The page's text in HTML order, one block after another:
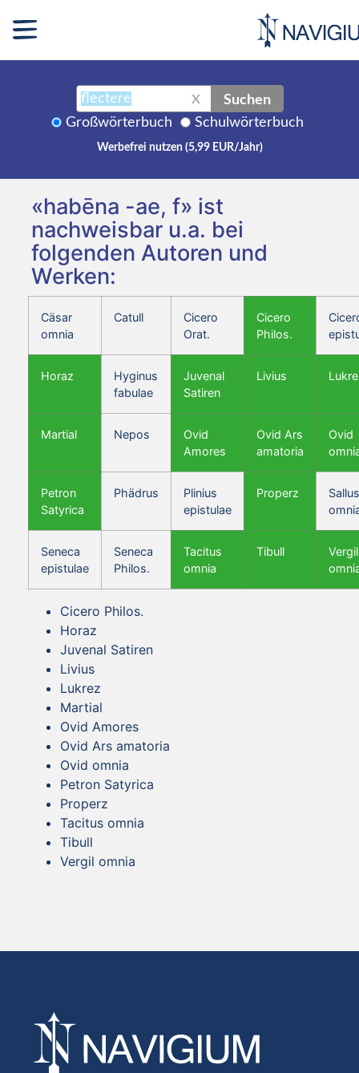
X Suchen
Großwörterbuch Schulwörterbuch
Werbefrei nutzen (5,99 EUR/Jahr)
«habēna -ae, f» ist
nachweisbar u.a. bei
folgenden Autoren und
Werken:
Cäsar
omnia
Catull
Cicero
Orat.
Cicero
Philos.
Horaz
Hyginus
fabulae
Juvenal
Satiren
Livius
Martial Nepos
Ovid
Amores
Ovid Ars
amatoria
Ovid
Petron
Satyrica
Phädrus
Plinius
epistulae
Properz
Seneca
epistulae
Seneca
Philos.
Tacitus
omnia
Tibull
Vergil
Cicero Philos.
Horaz
Juvenal Satiren
Livius
Lukrez
Martial
Ovid Amores
Ovid Ars amatoria
Ovid omnia
Petron Satyrica
Properz
Tacitus omnia
Tibull
Vergil omnia